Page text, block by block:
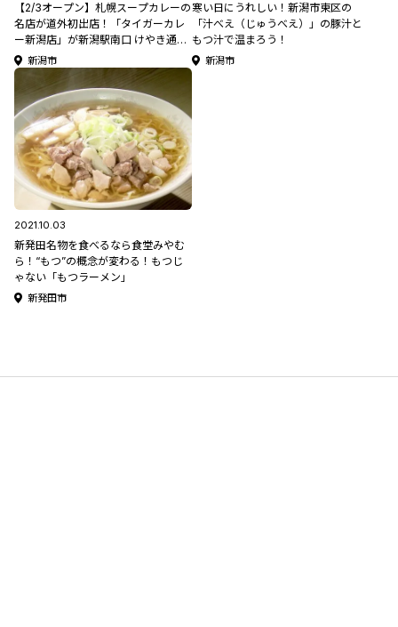
【2/3オープン】札幌スープカレーの
名店が道外初出店！「タイガーカレ
ー新潟店」が新潟駅南口 けやき通り
にオープン
新潟市
寒い日にうれしい！新潟市東区の
「汁べえ（じゅうべえ）」の豚汁と
もつ汁で温まろう！
新潟市
2021.10.03
新発田名物を食べるなら食堂みやむ
ら！“もつ”の概念が変わる！もつじ
ゃない「もつラーメン」
新発田市